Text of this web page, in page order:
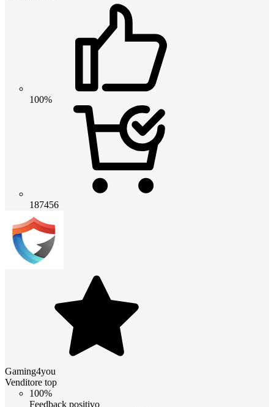
100%
187456
Gaming4you
Venditore top
100%
Feedback positivo